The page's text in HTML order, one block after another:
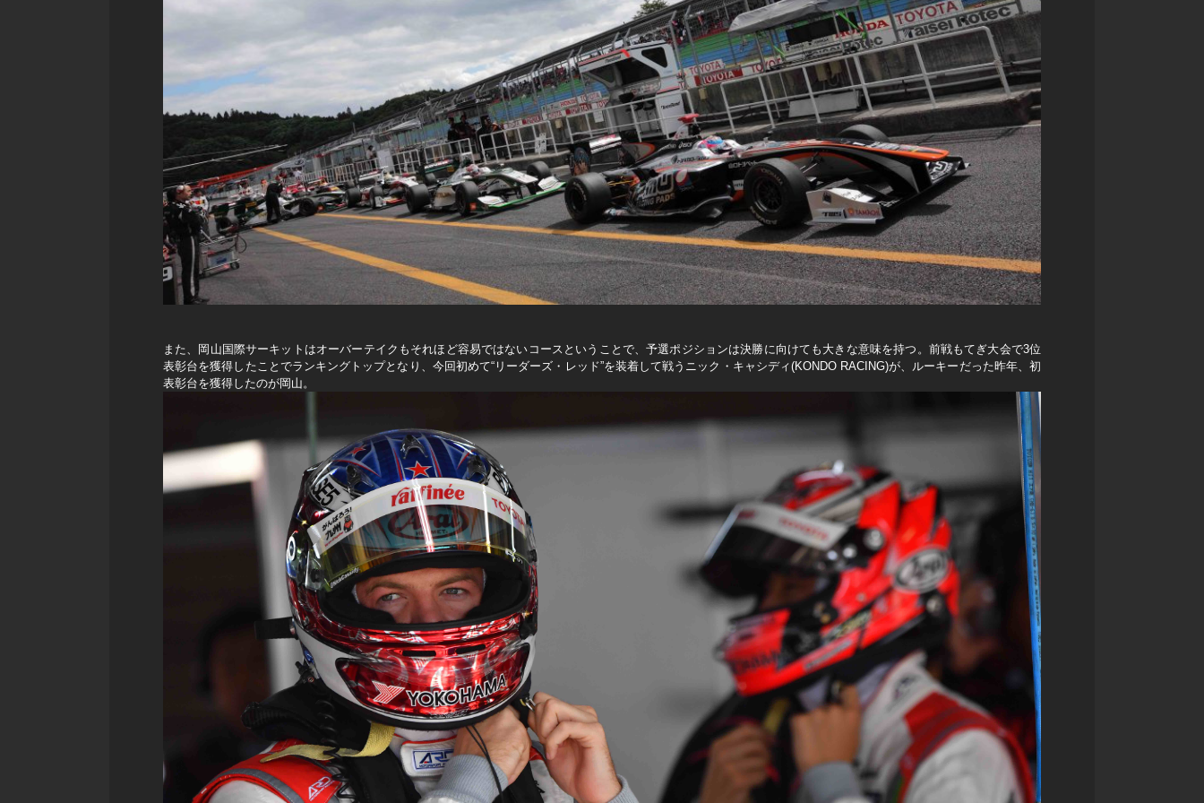
また、岡山国際サーキットはオーバーテイクもそれほど容易ではないコースということで、予選ポジションは決勝に向けても大きな意味を持つ。前戦もてぎ大会で3位
表彰台を獲得したことでランキングトップとなり、今回初めて“リーダーズ・レッド”を装着して戦うニック・キャシディ(KONDO RACING)が、ルーキーだった昨年、初
表彰台を獲得したのが岡山。